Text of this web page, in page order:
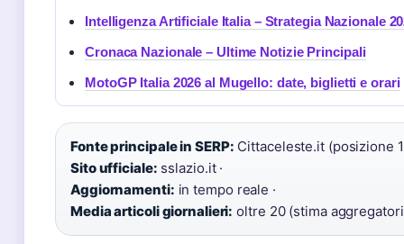
Intelligenza Artificiale Italia – Strategia Nazionale
Cronaca Nazionale – Ultime Notizie Principali
MotoGP Italia 2026 al Mugello: date, biglietti e orari
Fonte principale in SERP: Cittaceleste.it (posizione
Sito ufficiale: sslazio.it ·
Aggiornamenti: in tempo reale ·
Media articoli giornalieri: oltre 20 (stima